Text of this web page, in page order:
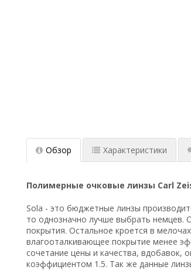
Обзор Характеристики
Полимерные очковые линзы Carl
Sola - это бюджетные линзы
то однозначно лучше выбрать немцев.
покрытия. Остальное кроется в
влагооталкивающее покрытие менее
сочетание цены и качества, вдобавок,
коэффициентом 1.5. Так же данные